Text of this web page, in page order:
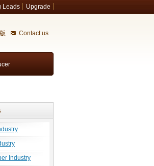
Leads Upgrade
Contact us
Industry